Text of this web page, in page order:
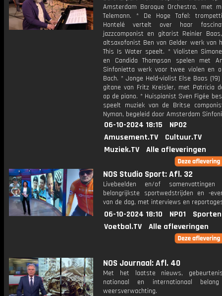
Amsterdam Baroque Orchestra, met
Telemann. * De Hoge Tafel:
Hontelé vertelt over haar
jazzcomponist en gitarist Reinier
altsaxofonist Ben van Gelder werk van
This Is Water speelt. * Violisten
en Candida Thompson spelen met
Sinfonietta werk voor twee violen en
Bach. * Jonge Held-violist Else Baas
gitane van Fritz Kreisler, met Patricia
op de piano. * Huispianist Sven Figée
speelt muziek van de Britse
Nyman, begeleid door Amsterdam
06-10-2024 18:15
NPO2
Amusement.TV
Cultuur.TV
Muziek.TV
Alle afleveringen
NOS Studio Sport: Afl. 32
Livebeelden en/of
belangrijkste sportwedstrijden en -
van de dag, met interviews en
06-10-2024 18:10 NPO1
Voetbal.TV
Alle afleveringen
NOS Journaal: Afl. 40
Met het laatste nieuws,
nationaal en internationaal
weersverwachting.